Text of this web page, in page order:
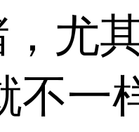
尤
不一